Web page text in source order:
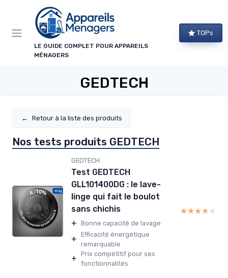
LE GUIDE COMPLET POUR APPAREILS
MÉNAGERS
TOPs
GEDTECH
← Retour à la liste des produits
Nos tests produits GEDTECH
GEDTECH
Test GEDTECH
GLL101400DG : le lave-
linge qui fait le boulot
sans chichis
+ Bonne capacité de lavage
+ Efficacité énergétique
remarquable
+ Prix compétitif pour ses
fonctionnalités
★★★★★
★★★★★
Panneau de gestion des cookies